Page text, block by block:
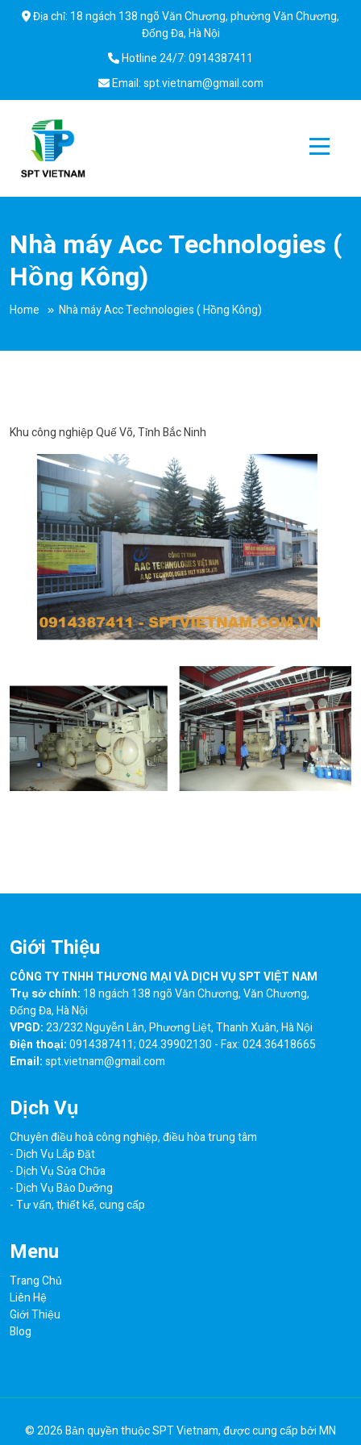
Địa chỉ: 18 ngách 138 ngõ Văn Chương, phường Văn Chương,
Đống Đa, Hà Nội
Hotline 24/7: 0914387411
Email: spt.vietnam@gmail.com
SPT
Vietnam
Nhà máy Acc Technologies (
Hồng Kông)
Home Nhà máy Acc Technologies ( Hồng Kông)
Khu công nghiệp Quế Võ, Tỉnh Bắc Ninh
Giới Thiệu
CÔNG TY TNHH THƯƠNG MẠI VÀ DỊCH VỤ SPT VIỆT NAM
Trụ sở chính: 18 ngách 138 ngõ Văn Chương, Văn Chương,
Đống Đa, Hà Nội
VPGD:23/232 Nguyễn Lân, Phương Liệt, Thanh Xuân, Hà Nội
Điện thoại:0914387411; 024.39902130 - Fax: 024.36418665
Email:spt.vietnam@gmail.com
Dịch Vụ
Chuyên điều hoà công nghiệp, điều hòa trung tâm
- Dịch Vụ Lắp Đặt
- Dịch Vụ Sửa Chữa
- Dịch Vụ Bảo Dưỡng
- Tư vấn, thiết kế, cung cấp
Menu
Trang Chủ
Liên Hệ
Giới Thiệu
Blog
© 2026 Bản quyền thuộcSPT Vietnam, được cung cấp bởiMN